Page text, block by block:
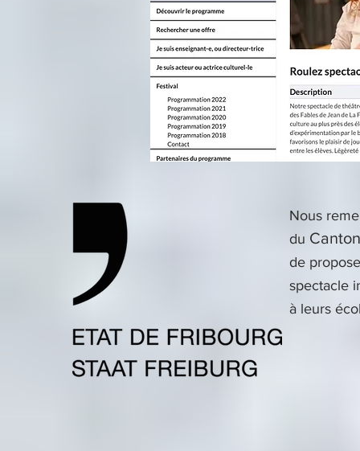
Nous
du
de
spectacle
à leurs